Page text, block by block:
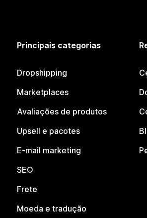
Principais categorias
Dropshipping
Marketplaces
Avaliações de produtos
Upsell e pacotes
E-mail marketing
SEO
Frete
Moeda e tradução